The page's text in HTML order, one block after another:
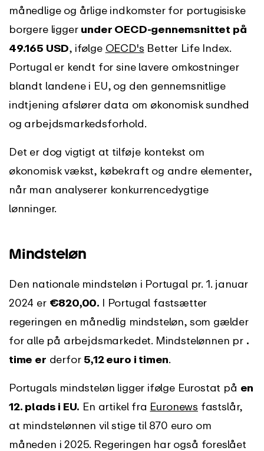
månedlige og årlige indkomster for portugisiske
borgere ligger under OECD-gennemsnittet på
49.165 USD, ifølge OECD's Better Life Index.
Portugal er kendt for sine lavere omkostninger
blandt landene i EU, og den gennemsnitlige
indtjening afslører data om økonomisk sundhed
og arbejdsmarkedsforhold.
Det er dog vigtigt at tilføje kontekst om
økonomisk vækst, købekraft og andre elementer,
når man analyserer konkurrencedygtige
lønninger.
Mindsteløn
Den nationale mindsteløn i Portugal pr. 1. januar
2024 er €820,00. I Portugal fastsætter
regeringen en månedlig mindsteløn, som gælder
for alle på arbejdsmarkedet. Mindstelønnen pr .
time er derfor 5,12 euro i timen.
Portugals mindsteløn ligger ifølge Eurostat på en
12. plads i EU. En artikel fra Euronews fastslår,
at mindstelønnen vil stige til 870 euro om
måneden i 2025. Regeringen har også foreslået